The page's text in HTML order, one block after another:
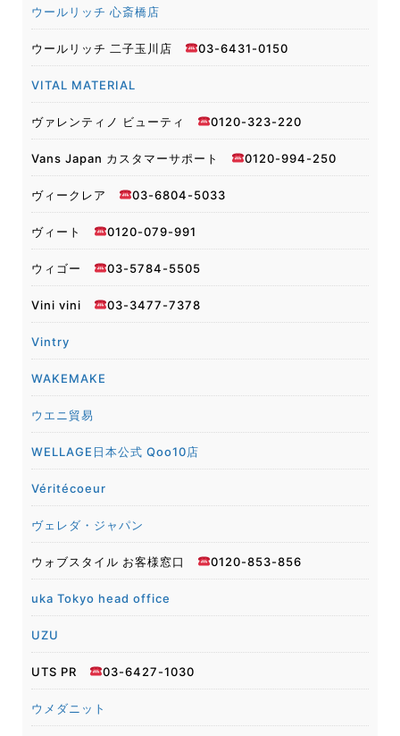
ウールリッチ 心斎橋店
ウールリッチ 二子玉川店 03-6431-0150
VITAL MATERIAL
ヴァレンティノ ビューティ 0120-323-220
Vans Japan カスタマーサポート 0120-994-250
ヴィークレア 03-6804-5033
ヴィート 0120-079-991
ウィゴー 03-5784-5505
Vini vini 03-3477-7378
Vintry
WAKEMAKE
ウエニ貿易
WELLAGE日本公式 Qoo10店
Véritécoeur
ヴェレダ・ジャパン
ウォブスタイル お客様窓口 0120-853-856
uka Tokyo head office
UZU
UTS PR 03-6427-1030
ウメダニット